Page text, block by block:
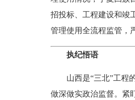
招投标、工程建设和竣
管理使用全流程监管，
执纪悟语
山西是“三北”工程的
做深做实政治监督。紧